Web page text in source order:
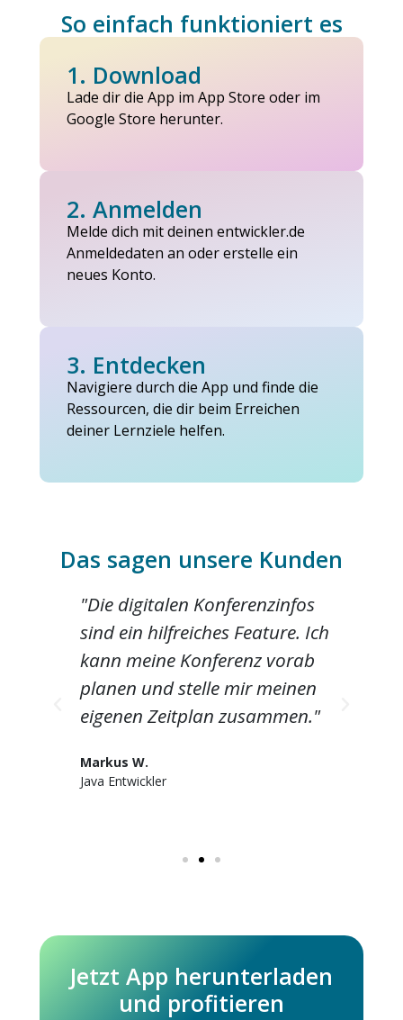
So einfach funktioniert es
1. Download
Lade dir die App im App Store oder im
Google Store herunter.
2. Anmelden
Melde dich mit deinen entwickler.de
Anmeldedaten an oder erstelle ein
neues Konto.
3. Entdecken
Navigiere durch die App und finde die
Ressourcen, die dir beim Erreichen
deiner Lernziele helfen.
Das sagen unsere Kunden
"Die digitalen Konferenzinfos
sind ein hilfreiches Feature. Ich
kann meine Konferenz vorab
planen und stelle mir meinen
eigenen Zeitplan zusammen."
Markus W.
Java Entwickler
Jetzt App herunterladen
und profitieren